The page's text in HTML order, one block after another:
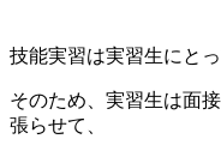
技能実習は実習生にと
そのため、実習生は面
張らせて、